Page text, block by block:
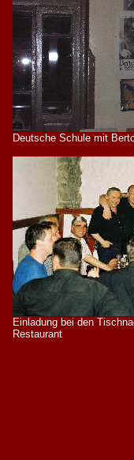
Deutsche Schule mit
Einladung bei den
Restaurant